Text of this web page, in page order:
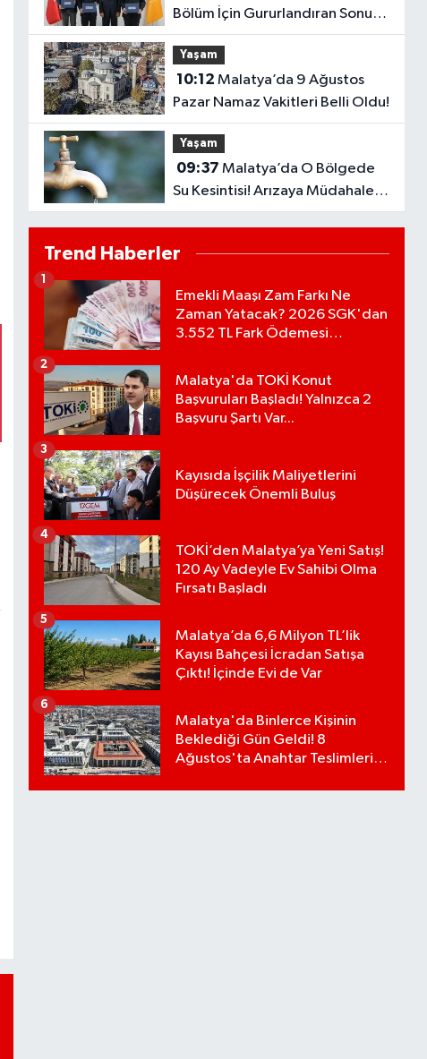
Bölüm İçin Gururlandıran Sonuç!
2028’e Kadar Geçerli
Yaşam
10:12
Pazar Namaz Vakitleri Belli Oldu!
Yaşam
09:37
Su Kesintisi! Arızaya Müdahale
Ediliyor
Trend Haberler
Emekli Maaşı Zam Farkı Ne
Zaman Yatacak? 2026 SGK'dan
3.552 TL Fark Ödemesi
1
Malatya'da TOKİ Konut
Başvuruları Başladı! Yalnızca 2
Başvuru Şartı Var...
2
Kayısıda İşçilik Maliyetlerini
Düşürecek Önemli Buluş
3
TOKİ’den Malatya’ya Yeni Satış!
120 Ay Vadeyle Ev Sahibi Olma
Fırsatı Başladı
4
Malatya’da 6,6 Milyon TL’lik
Kayısı Bahçesi İcradan Satışa
Çıktı! İçinde Evi de Var
5
Malatya'da Binlerce Kişinin
Beklediği Gün Geldi! 8
Ağustos'ta Anahtar Teslimleri
6